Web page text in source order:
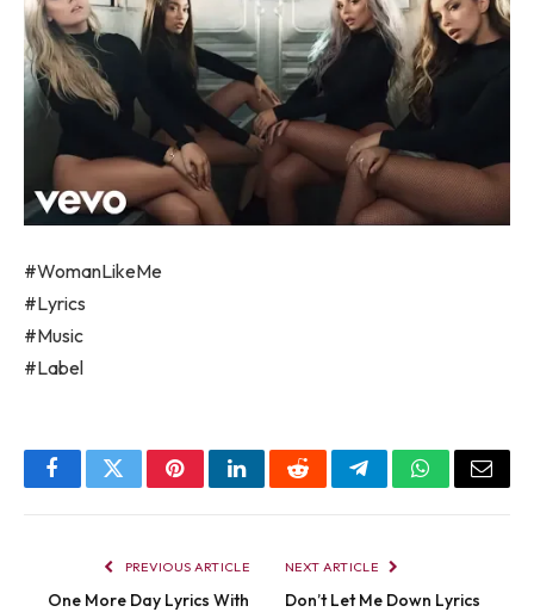
#WomanLikeMe
#Lyrics
#Music
#Label
FacebookTwitterPinterestLinkedInRedditTelegramWhatsApp
Email
PREVIOUS ARTICLE
One More Day Lyrics With
NEXT ARTICLE
Don’t Let Me Down Lyrics